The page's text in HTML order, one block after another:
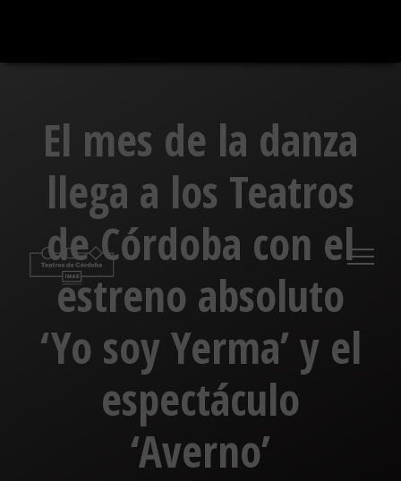
contenido
El mes de la danza
llega a los Teatros
de Córdoba con el
estreno absoluto
‘Yo soy Yerma’ y el
espectáculo
‘Averno’